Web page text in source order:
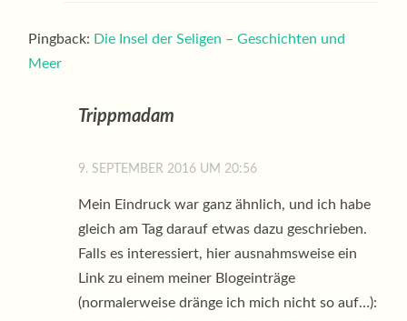
Pingback: Die Insel der Seligen – Geschichten und
Meer
Trippmadam
9. SEPTEMBER 2016 UM 20:56
Mein Eindruck war ganz ähnlich, und ich habe
gleich am Tag darauf etwas dazu geschrieben.
Falls es interessiert, hier ausnahmsweise ein
Link zu einem meiner Blogeinträge
(normalerweise dränge ich mich nicht so auf…):